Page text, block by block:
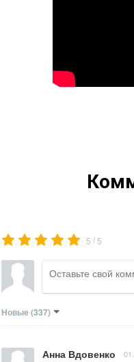
5 / 5
Новые (337)
Анна Вдовенко